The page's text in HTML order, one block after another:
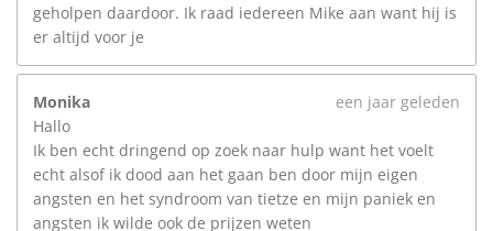
geholpen daardoor. Ik raad iedereen Mike aan want hij is
er altijd voor je
Monika
een jaar geleden
Hallo
Ik ben echt dringend op zoek naar hulp want het voelt
echt alsof ik dood aan het gaan ben door mijn eigen
angsten en het syndroom van tietze en mijn paniek en
angsten ik wilde ook de prijzen weten